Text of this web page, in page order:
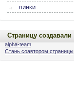
линки
Страницу создавали
alpha-team
Стань соавтором страницы